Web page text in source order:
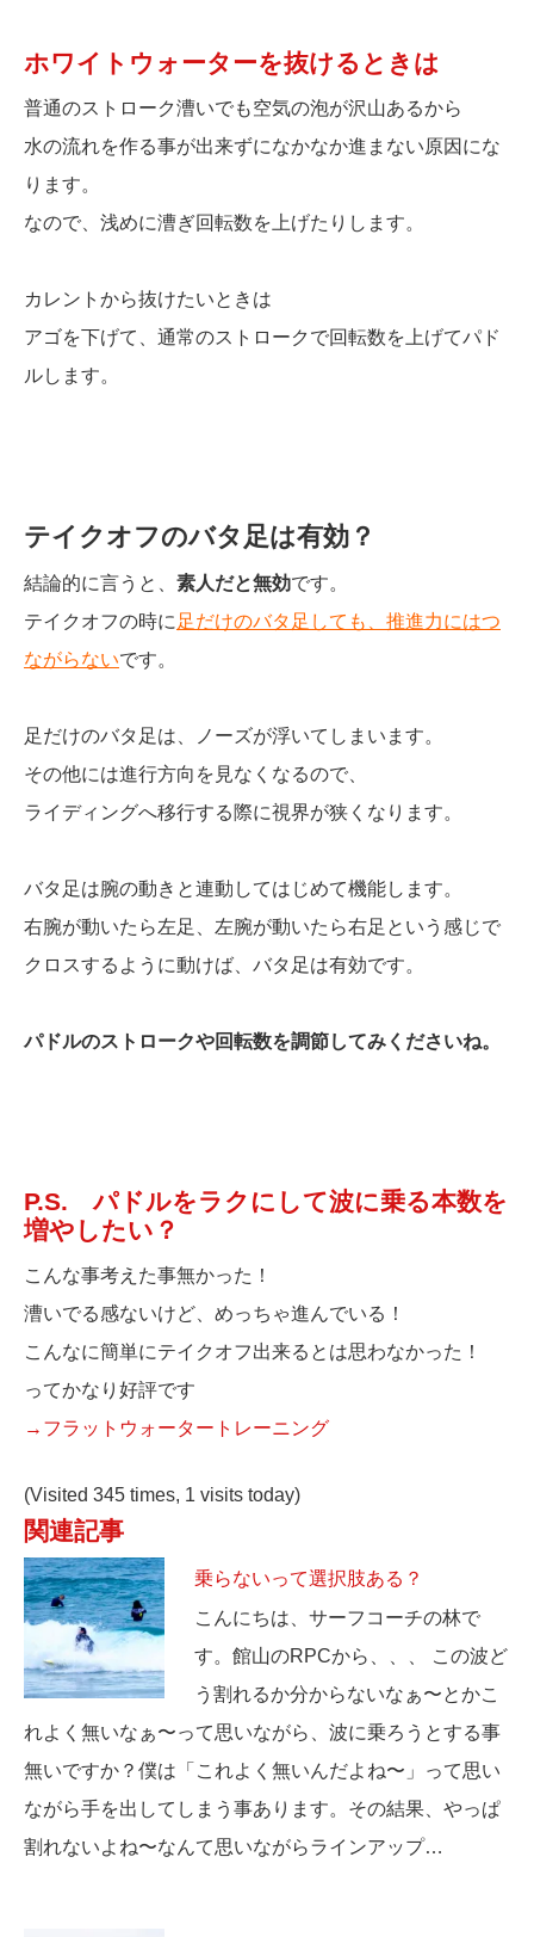
ホワイトウォーターを抜けるときは
普通のストローク漕いでも空気の泡が沢山あるから
水の流れを作る事が出来ずになかなか進まない原因にな
ります。
なので、浅めに漕ぎ回転数を上げたりします。
カレントから抜けたいときは
アゴを下げて、通常のストロークで回転数を上げてパド
ルします。
テイクオフのバタ足は有効？
結論的に言うと、 素人だと無効です。
テイクオフの時に 足だけのバタ足しても、推進力にはつ
ながらないです。
足だけのバタ足は、ノーズが浮いてしまいます。
その他には進行方向を見なくなるので、
ライディングへ移行する際に視界が狭くなります。
バタ足は腕の動きと連動してはじめて機能します。
右腕が動いたら左足、左腕が動いたら右足という感じで
クロスするように動けば、バタ足は有効です。
パドルのストロークや回転数を調節してみくださいね。
P.S. パドルをラクにして波に乗る本数を
増やしたい？
こんな事考えた事無かった！
漕いでる感ないけど、めっちゃ進んでいる！
こんなに簡単にテイクオフ出来るとは思わなかった！
ってかなり好評です
→フラットウォータートレーニング
(Visited 345 times, 1 visits today)
関連記事
乗らないって選択肢ある？
こんにちは、サーフコーチの林で
す。館山のRPCから、、、 この波ど
う割れるか分からないなぁ〜とかこ
れよく無いなぁ〜って思いながら、波に乗ろうとする事
無いですか？僕は「これよく無いんだよね〜」って思い
ながら手を出してしまう事あります。その結果、やっぱ
割れないよね〜なんて思いながらラインアップ…